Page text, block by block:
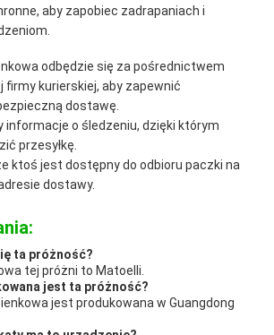
aby zapobiec zadrapaniach i
odbędzie się za pośrednictwem
firmy kurierskiej, aby zapewnić
dostawę.
informacje o śledzeniu, dzięki którym
przesyłkę.
ktoś jest dostępny do odbioru paczki na
dostawy.
ta próżność?
tej próżni to Matoelli.
jest ta próżność?
jest produkowana w Guangdong